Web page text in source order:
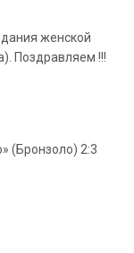
женской
Поздравляем !!!
(Бронзоло) 2:3